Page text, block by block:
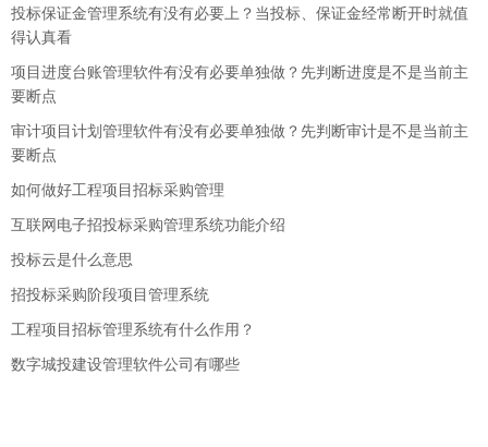
投标保证金管理系统有没有必要上？当投标、保证金经常断开时就值
得认真看
项目进度台账管理软件有没有必要单独做？先判断进度是不是当前主
要断点
审计项目计划管理软件有没有必要单独做？先判断审计是不是当前主
要断点
如何做好工程项目招标采购管理
互联网电子招投标采购管理系统功能介绍
投标云是什么意思
招投标采购阶段项目管理系统
工程项目招标管理系统有什么作用？
数字城投建设管理软件公司有哪些